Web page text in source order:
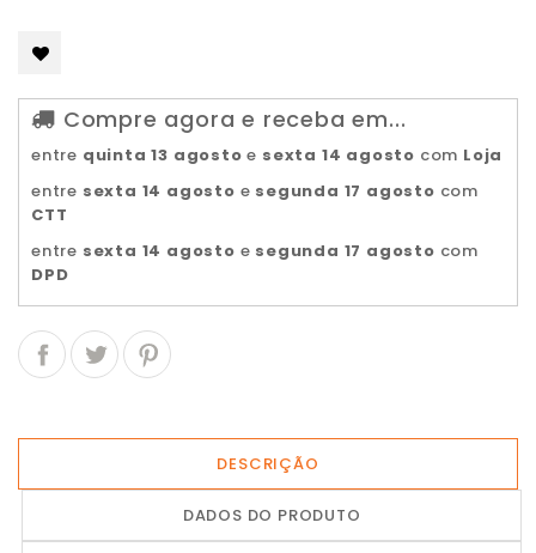
Compre agora e receba em...
entre quinta 13 agosto e sexta 14 agosto com Loja
entre sexta 14 agosto e segunda 17 agosto com
CTT
entre sexta 14 agosto e segunda 17 agosto com
DPD
DESCRIÇÃO
DADOS DO PRODUTO